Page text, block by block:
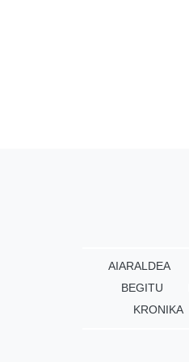
AIARALDEA
BEGITU
KRONIKA